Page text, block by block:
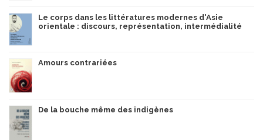
Le corps dans les littératures modernes d'Asie
orientale : discours, représentation, intermédialité
Amours contrariées
De la bouche même des indigènes